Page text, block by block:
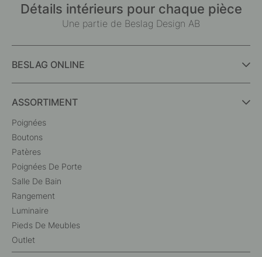
Détails intérieurs pour chaque pièce
Une partie de Beslag Design AB
BESLAG ONLINE
ASSORTIMENT
Poignées
Boutons
Patères
Poignées De Porte
Salle De Bain
Rangement
Luminaire
Pieds De Meubles
Outlet